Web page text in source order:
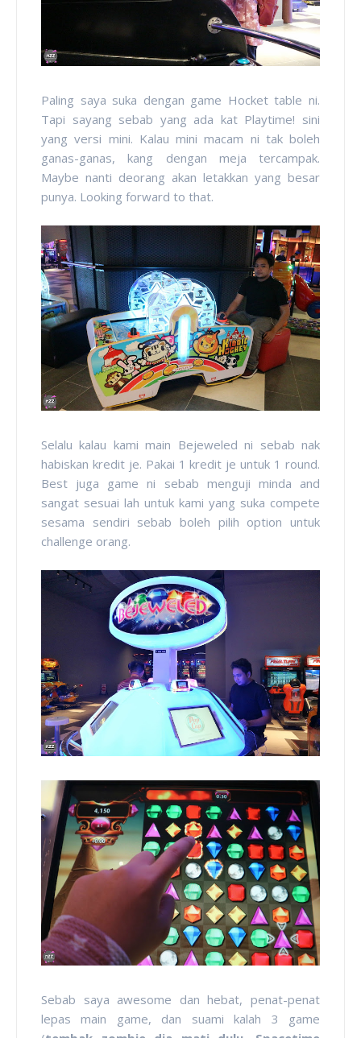
Paling saya suka dengan game Hocket table ni.
Tapi sayang sebab yang ada kat Playtime! sini
yang versi mini. Kalau mini macam ni tak boleh
ganas-ganas, kang dengan meja tercampak.
Maybe nanti deorang akan letakkan yang besar
punya. Looking forward to that.
Selalu kalau kami main Bejeweled ni sebab nak
habiskan kredit je. Pakai 1 kredit je untuk 1 round.
Best juga game ni sebab menguji minda and
sangat sesuai lah untuk kami yang suka compete
sesama sendiri sebab boleh pilih option untuk
challenge orang.
Sebab saya awesome dan hebat, penat-penat
lepas main game, dan suami kalah 3 game